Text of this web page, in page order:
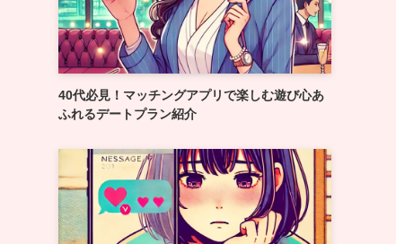
40代必見！マッチングアプリで楽しむ遊び心あ
ふれるデートプラン紹介